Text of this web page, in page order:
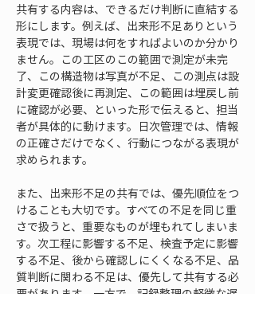
共有する内容は、できるだけ判断に直結する
形にします。例えば、出来形不足ありという
表現では、現場は何をすればよいのか分かり
ません。この工区のこの範囲で測定が未完
了、この構造物は写真が不足、この測点は設
計変更確認後に再測定、この範囲は埋戻し前
に確認が必要、といった形で伝えると、担当
者が具体的に動けます。日次管理では、情報
の正確さだけでなく、行動につながる表現が
求められます。
また、出来形不足の共有では、優先順位をつ
けることも大切です。すべての不足を同じ重
さで扱うと、重要なものが埋もれてしまいま
す。次工程に影響する不足、検査予定に影響
する不足、後から確認しにくくなる不足、品
質判断に関わる不足は、優先して共有する必
要があります。一方で、記録整理の軽微な遅